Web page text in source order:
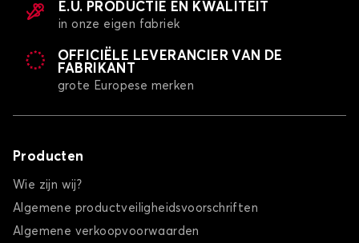
E.U. PRODUCTIE EN KWALITEIT
in onze eigen fabriek
OFFICIËLE LEVERANCIER VAN DE
FABRIKANT
grote Europese merken
Producten
Wie zijn wij?
Algemene productveiligheidsvoorschriften
Algemene verkoopvoorwaarden